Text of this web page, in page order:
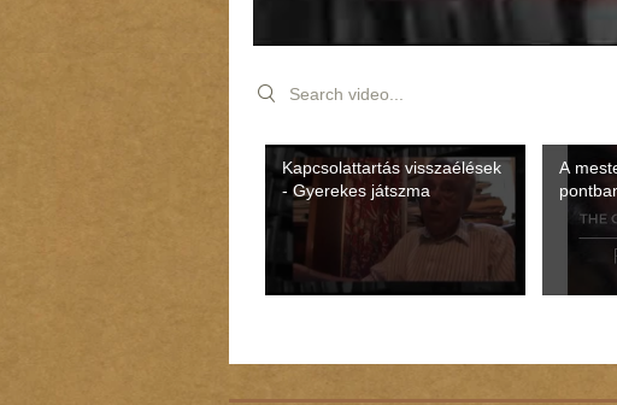
Search videos
Kapcsolattartás visszaélések
- Gyerekes játszma
A